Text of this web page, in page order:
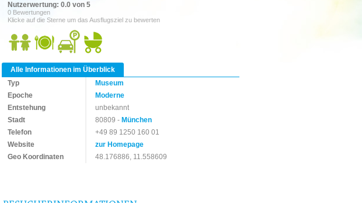
Nutzerwertung: 0.0 von 5
0 Bewertungen
Klicke auf die Sterne um das Ausflugsziel zu bewerten
Alle Informationen im Überblick
Typ
Museum
Epoche
Moderne
Entstehung
unbekannt
Stadt
80809 - München
Telefon
+49 89 1250 160 01
Website
zur Homepage
Geo Koordinaten
48.176886, 11.558609